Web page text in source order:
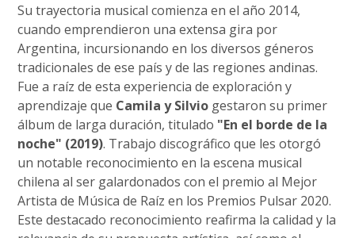
Su trayectoria musical comienza en el año 2014,
cuando emprendieron una extensa gira por
Argentina, incursionando en los diversos géneros
tradicionales de ese país y de las regiones andinas.
Fue a raíz de esta experiencia de exploración y
aprendizaje que Camila y Silvio gestaron su primer
álbum de larga duración, titulado "En el borde de la
noche" (2019). Trabajo discográfico que les otorgó
un notable reconocimiento en la escena musical
chilena al ser galardonados con el premio al Mejor
Artista de Música de Raíz en los Premios Pulsar 2020.
Este destacado reconocimiento reafirma la calidad y la